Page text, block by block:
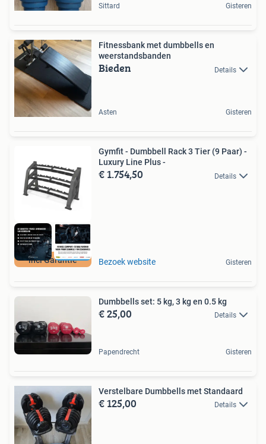
Sittard Gisteren
Fitnessbank met dumbbells en
weerstandsbanden
Bieden Details
Asten Gisteren
incl Garantie
Gymfit - Dumbbell Rack 3 Tier (9 Paar) -
Luxury Line Plus -
€ 1.754,50 Details
Bezoek website Gisteren
Dumbbells set: 5 kg, 3 kg en 0.5 kg
€ 25,00 Details
Papendrecht Gisteren
Verstelbare Dumbbells met Standaard
€ 125,00 Details